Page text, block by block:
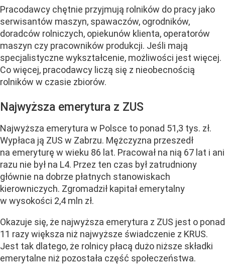
Pracodawcy chętnie przyjmują rolników do pracy jako
serwisantów maszyn, spawaczów, ogrodników,
doradców rolniczych, opiekunów klienta, operatorów
maszyn czy pracowników produkcji. Jeśli mają
specjalistyczne wykształcenie, możliwości jest więcej.
Co więcej, pracodawcy liczą się z nieobecnością
rolników w czasie zbiorów.
Najwyższa emerytura z ZUS
Najwyższa emerytura w Polsce to ponad 51,3 tys. zł.
Wypłaca ją ZUS w Zabrzu. Mężczyzna przeszedł
na emeryturę w wieku 86 lat. Pracował na nią 67 lat i ani
razu nie był na L4. Przez ten czas był zatrudniony
głównie na dobrze płatnych stanowiskach
kierowniczych. Zgromadził kapitał emerytalny
w wysokości 2,4 mln zł.
Okazuje się, że najwyższa emerytura z ZUS jest o ponad
11 razy większa niż najwyższe świadczenie z KRUS.
Jest tak dlatego, że rolnicy płacą dużo niższe składki
emerytalne niż pozostała część społeczeństwa.